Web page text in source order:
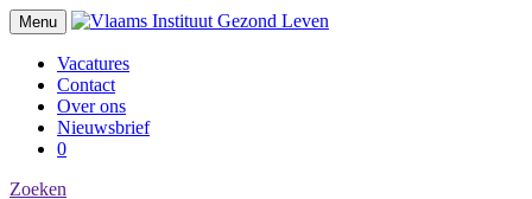
Menu
Vacatures
Contact
Over ons
Nieuwsbrief
0
Zoeken